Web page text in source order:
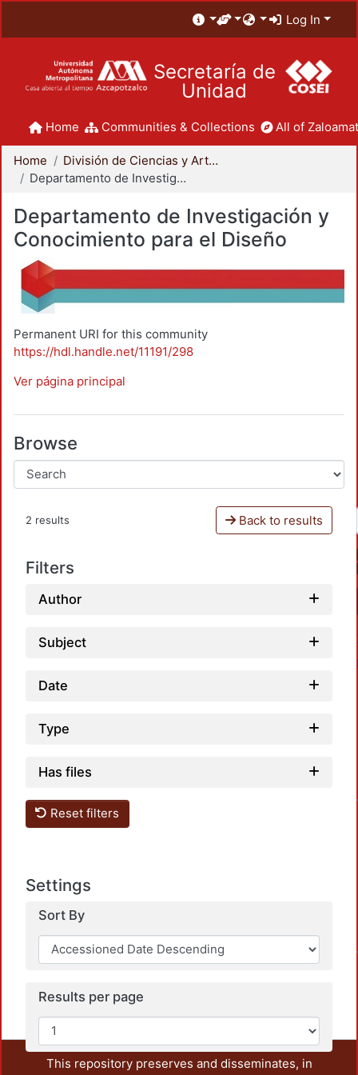
Log In
Secretaría de
Unidad
Home Communities & Collections All of
Home
División de Ciencias y Artes para el Diseño
Departamento de Investigación y Conocimiento para el Diseño
Departamento de Investigación y
Conocimiento para el Diseño
Permanent URI for this community
https://hdl.handle.net/11191/298
Ver página principal
Browse
2 results Back to results
Filters
Author
Subject
Date
Type
Has files
Reset filters
Settings
Sort By
Results per page
This repository preserves and disseminates, in